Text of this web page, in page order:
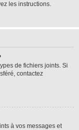
les instructions.
de fichiers joints. Si
contactez
à vos messages et